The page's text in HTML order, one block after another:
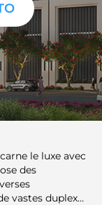
le luxe avec
des
vastes duplex